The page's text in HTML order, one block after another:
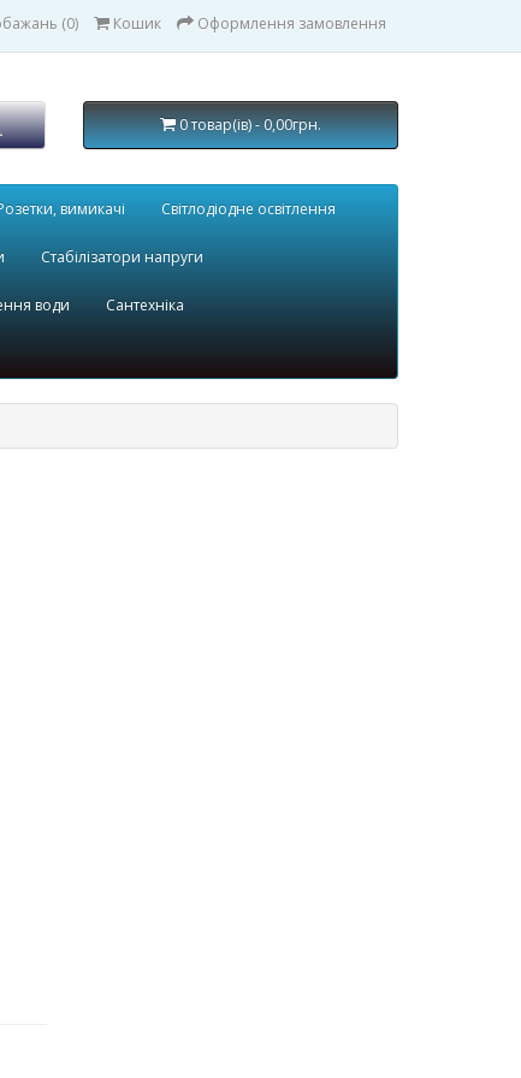
(0) Кошик Оформлення замовлення
0 товар(ів) - 0,00грн.
вимикачі Світлодіодне освітлення
Стабілізатори напруги
води Сантехніка